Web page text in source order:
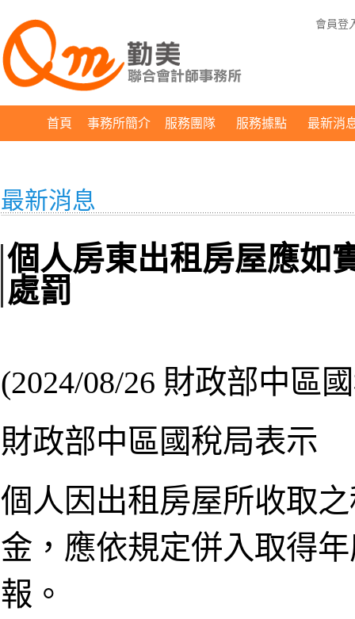
會員登
首頁 事務所簡介 服務團隊 服務據點 最新消
最新消息
個人房東出租房屋應如
處罰
(2024/08/26 財政部中區
財政部中區國稅局表示
個人因出租房屋所收取
金，應依規定併入取得
報。